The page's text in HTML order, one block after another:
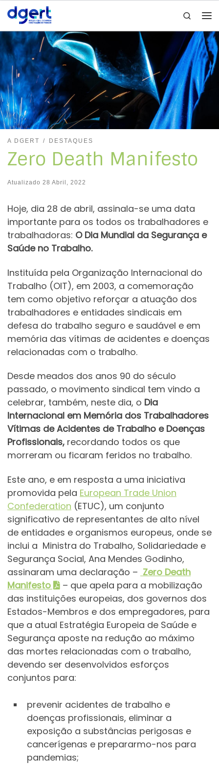
Skip to content
Search
A DGERT DESTAQUES
Zero Death Manifesto
Atualizado 28 Abril, 2022
Hoje, dia 28 de abril, assinala-se uma data
importante para os todos os trabalhadores e
trabalhadoras: O Dia Mundial da Segurança e
Saúde no Trabalho.
Instituída pela Organização Internacional do
Trabalho (OIT), em 2003, a comemoração
tem como objetivo reforçar a atuação dos
trabalhadores e entidades sindicais em
defesa do trabalho seguro e saudável e em
memória das vítimas de acidentes e doenças
relacionadas com o trabalho.
Desde meados dos anos 90 do século
passado, o movimento sindical tem vindo a
celebrar, também, neste dia, o Dia
Internacional em Memória dos Trabalhadores
Vítimas de Acidentes de Trabalho e Doenças
Profissionais, recordando todos os que
morreram ou ficaram feridos no trabalho.
Este ano, e em resposta a uma iniciativa
promovida pela European Trade Union
Confederation (ETUC), um conjunto
significativo de representantes de alto nível
de entidades e organismos europeus, onde se
inclui a Ministra do Trabalho, Solidariedade e
Segurança Social, Ana Mendes Godinho,
assinaram uma declaração – Zero Death
Manifesto
– que apela para a mobilização
das instituições europeias, dos governos dos
Estados-Membros e dos empregadores, para
que a atual Estratégia Europeia de Saúde e
Segurança aposte na redução ao máximo
das mortes relacionadas com o trabalho,
devendo ser desenvolvidos esforços
conjuntos para:
prevenir acidentes de trabalho e
doenças profissionais, eliminar a
exposição a substâncias perigosas e
cancerígenas e prepararmo-nos para
pandemias;